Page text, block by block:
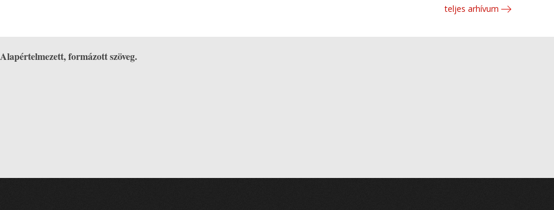
teljes arhívum
Alapértelmezett, formázott szöveg.